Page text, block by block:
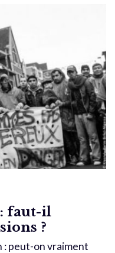
faut-il
?
: peut-on vraiment